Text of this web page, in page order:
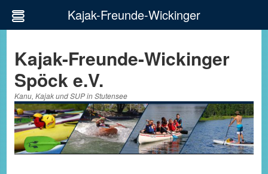
springen
Kajak-Freunde-Wickinger
Spöck e.V.
Kanu, Kajak und SUP in Stutensee
Kajak-Freunde-Wickinger